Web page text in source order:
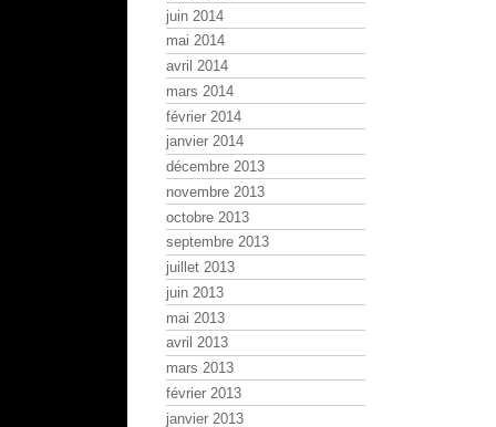
juin 2014
mai 2014
avril 2014
mars 2014
février 2014
janvier 2014
décembre 2013
novembre 2013
octobre 2013
septembre 2013
juillet 2013
juin 2013
mai 2013
avril 2013
mars 2013
février 2013
janvier 2013